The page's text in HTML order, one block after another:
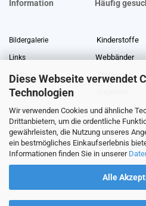
Diese Webseite verwendet
Technologien
Wir verwenden Cookies und ähnliche
Drittanbietern, um die ordentliche
gewährleisten, die Nutzung unseres
ein bestmögliches Einkaufserlebnis
Informationen finden Sie in unserer
Alle
Information Häufig
Bildergalerie Kinderstoffe
Links Webbänder
Stoffe Lexikon Stoffreste
Über uns
Gewerberabatt Meterware
Stoffe auf Rechnung
Information zur Echtheit von